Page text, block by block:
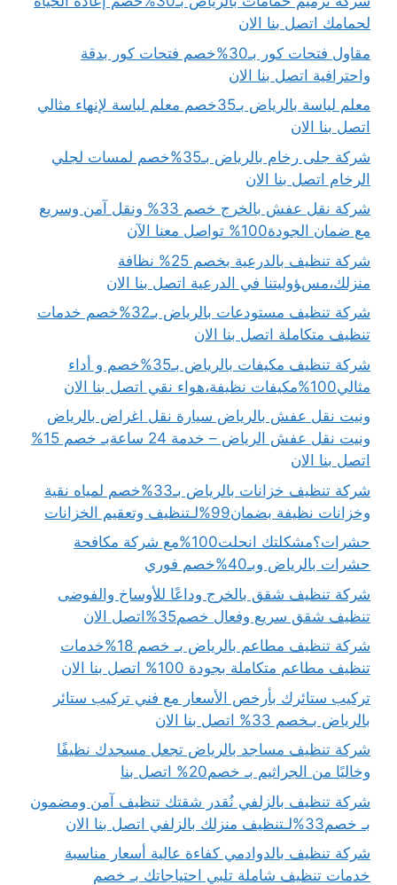
لحمامك اتصل بنا الان
مقاول فتحات كور بـ30%خصم فتحات كور بدقة
واحترافية اتصل بنا الان
معلم لياسة بالرياض بـ35خصم معلم لياسة لإنهاء مثالي
اتصل بنا الان
شركة جلى رخام بالرياض بـ35%خصم لمسات لجلي
الرخام اتصل بنا الان
شركة نقل عفش بالخرج خصم 33% ونقل آمن وسريع
مع ضمان الجودة100% تواصل معنا الآن
شركة تنظيف بالدرعية بخصم 25% نظافة
منزلك،مسؤوليتنا في الدرعية اتصل بنا الان
شركة تنظيف مستودعات بالرياض بـ32%خصم خدمات
تنظيف متكاملة اتصل بنا الان
شركة تنظيف مكيفات بالرياض بـ35%خصم و أداء
مثالي100%مكيفات نظيفة،هواء نقي اتصل بنا الان
ونيت نقل عفش بالرياض سيارة نقل اغراض بالرياض
ونيت نقل عفش الرياض – خدمة 24 ساعةبـ خصم 15%
اتصل بنا الان
شركة تنظيف خزانات بالرياض بـ33%خصم لمياه نقية
وخزانات نظيفة بضمان99%لـتنظيف وتعقيم الخزانات
حشرات؟مشكلتك انحلت100%مع شركة مكافحة
حشرات بالرياض وبـ40%خصم فوري
شركة تنظيف شقق بالخرج وداعًا للأوساخ والفوضى
تنظيف شقق سريع وفعال خصم35%اتصل الان
شركة تنظيف مطاعم بالرياض بـ خصم 18%خدمات
تنظيف مطاعم متكاملة بجودة 100% اتصل بنا الان
تركيب ستائرك بأرخص الأسعار مع فني تركيب ستائر
بالرياض بـخصم 33% اتصل بنا الان
شركة تنظيف مساجد بالرياض تجعل مسجدك نظيفًا
وخاليًا من الجراثيم بـ خصم20% اتصل بنا
شركة تنظيف بالزلفي نُقدر شقتك تنظيف آمن ومضمون
بـ خصم33%لـتنظيف منزلك بالزلفي اتصل بنا الان
شركة تنظيف بالدوادمي كفاءة عالية أسعار مناسبة
خدمات تنظيف شاملة تلبي احتياجاتك بـ خصم